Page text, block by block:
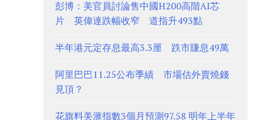
彭博：美官員討論售中國H200高階AI芯
片 英偉達跌幅收窄 道指升493點
半年港元定存息最高3.3厘 跌市賺息49萬
阿里巴巴11.25公布季績 市場估外賣燒錢
見頂？
花旗料美滙指數3個月預測97.58 明年上半年